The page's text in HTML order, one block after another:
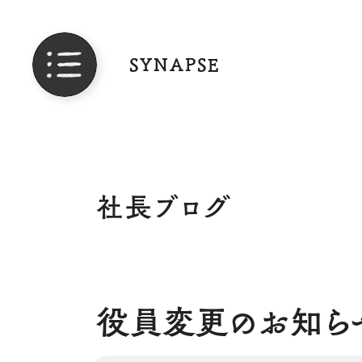
社長ブログ
役員変更のお知ら
SYNAPSE